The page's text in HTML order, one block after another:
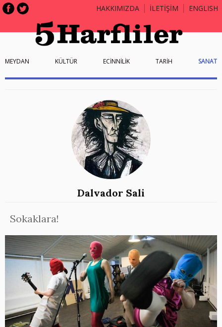
HAKKIMIZDA İLETİŞİM ENGLISH
MEYDAN KÜLTÜR ECİNNİLİK TARİH SANAT
Dalvador Sali
Sokaklara!